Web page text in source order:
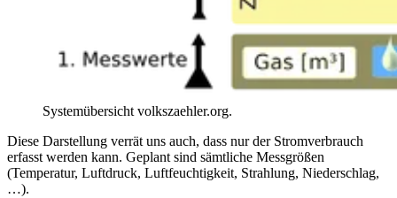
Systemübersicht volkszaehler.org.
Diese Darstellung verrät uns auch, dass nur der Stromverbrauch
erfasst werden kann. Geplant sind sämtliche Messgrößen
(Temperatur, Luftdruck, Luftfeuchtigkeit, Strahlung, Niederschlag,
…).